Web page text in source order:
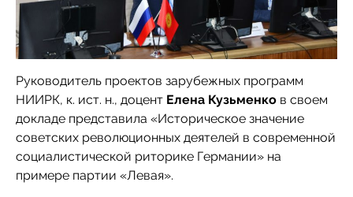
Руководитель проектов зарубежных программ
НИИРК, к. ист. н., доцент Елена Кузьменко в своем
докладе представила «Историческое значение
советских революционных деятелей в современной
социалистической риторике Германии» на
примере партии «Левая».